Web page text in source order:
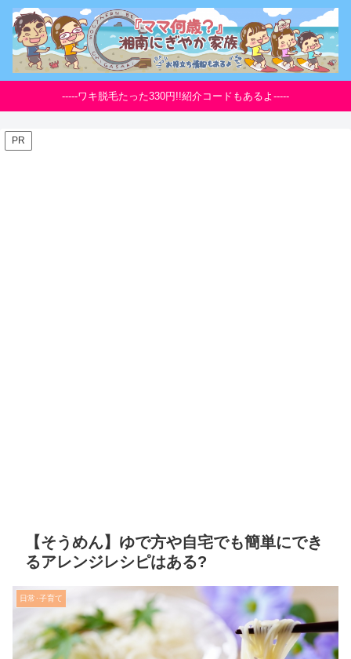
-----ワキ脱毛たった330円!!紹介コードもあるよ-----
PR
【そうめん】ゆで方や自宅でも簡単にでき
るアレンジレシピはある?
日常･子育て